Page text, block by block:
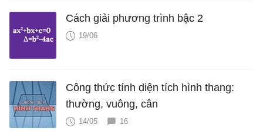
Cách giải phương trình bậc 2
19/06
Công thức tính diện tích hình thang:
thường, vuông, cân
14/05 16